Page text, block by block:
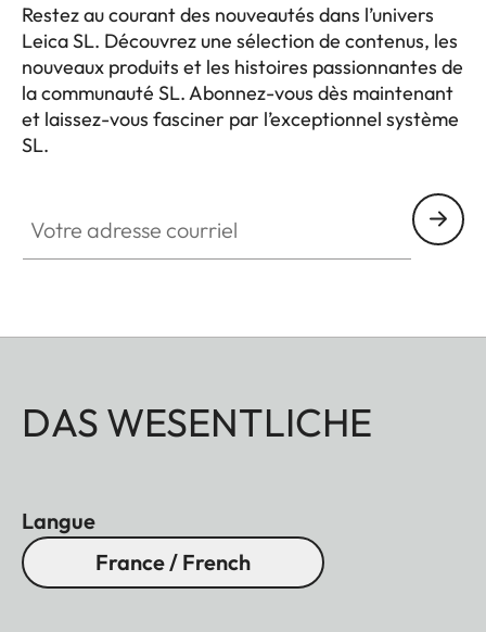
Restez au courant des nouveautés dans l’univers
Leica SL. Découvrez une sélection de contenus, les
nouveaux produits et les histoires passionnantes de
la communauté SL. Abonnez-vous dès maintenant
et laissez-vous fasciner par l’exceptionnel système
SL.
DAS WESENTLICHE
Langue
France / French